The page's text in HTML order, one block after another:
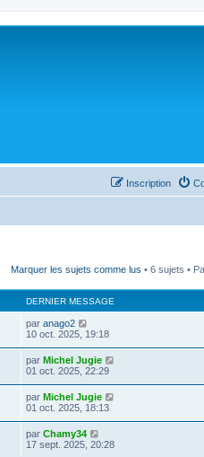
Inscription
Marquer les sujets comme lus • 6 sujets •
DERNIER MESSAGE
par anago2
10 oct. 2025, 19:18
par Michel Jugie
01 oct. 2025, 22:29
par Michel Jugie
01 oct. 2025, 18:13
par Chamy34
17 sept. 2025, 20:28